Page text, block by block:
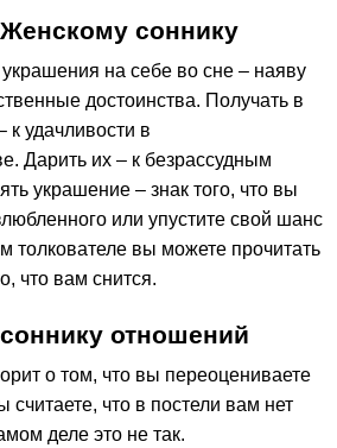
соннику
на себе во сне – наяву
достоинства. Получать в
к удачливости в
Дарить их – к безрассудным
украшение – знак того, что вы
или упустите свой шанс
толкователе вы можете прочитать
что вам снится.
отношений
о том, что вы переоцениваете
считаете, что в постели вам нет
деле это не так.